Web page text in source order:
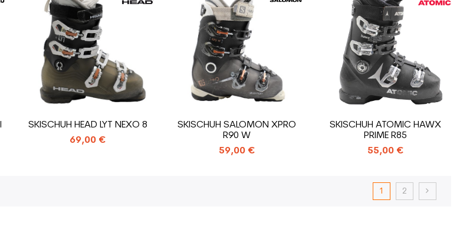
SKISCHUH HEAD LYT NEXO 8
69,00 €
SKISCHUH SALOMON XPRO
R90 W
59,00 €
SKISCHUH ATOMIC HAWX
PRIME R85
55,00 €
1 2